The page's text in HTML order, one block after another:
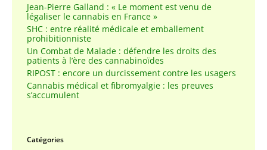
Jean-Pierre Galland : « Le moment est venu de
légaliser le cannabis en France »
SHC : entre réalité médicale et emballement
prohibitionniste
Un Combat de Malade : défendre les droits des
patients à l’ère des cannabinoïdes
RIPOST : encore un durcissement contre les usagers
Cannabis médical et fibromyalgie : les preuves
s’accumulent
Catégories